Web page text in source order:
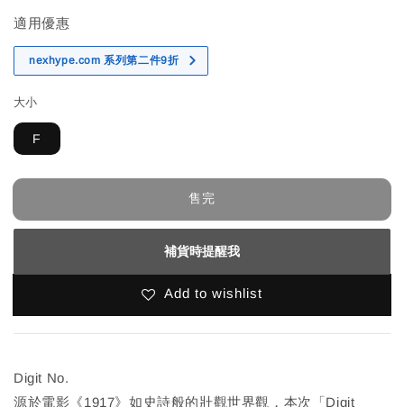
適用優惠
nexhype.com 系列第二件9折
大小
F
售完
補貨時提醒我
Add to wishlist
Digit No.
源於電影《1917》如史詩般的壯觀世界觀，本次「Digit